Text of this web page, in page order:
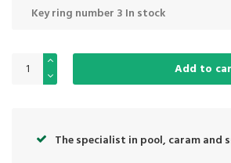
Key ring number 3 In stock
Add to
The specialist in pool, caram and